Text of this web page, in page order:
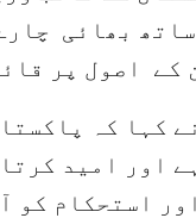
بھائی
کے اصول پر
کہا کہ
اور امید
اور استحکام